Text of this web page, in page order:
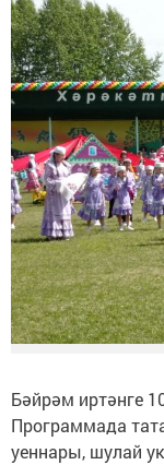
Бәйрәм иртәнге
Программада
уеннары, шулай